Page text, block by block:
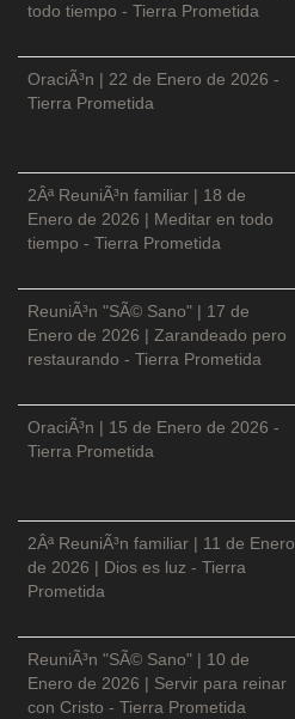
todo tiempo - Tierra Prometida
OraciÃ³n | 22 de Enero de 2026 -
Tierra Prometida
2Âª ReuniÃ³n familiar | 18 de
Enero de 2026 | Meditar en todo
tiempo - Tierra Prometida
ReuniÃ³n "SÃ© Sano" | 17 de
Enero de 2026 | Zarandeado pero
restaurando - Tierra Prometida
OraciÃ³n | 15 de Enero de 2026 -
Tierra Prometida
2Âª ReuniÃ³n familiar | 11 de Enero
de 2026 | Dios es luz - Tierra
Prometida
ReuniÃ³n "SÃ© Sano" | 10 de
Enero de 2026 | Servir para reinar
con Cristo - Tierra Prometida